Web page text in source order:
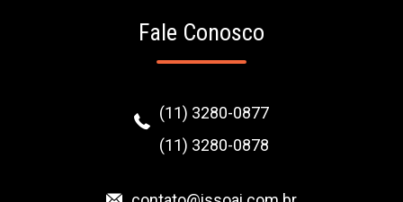
Fale Conosco
(11) 3280-0877
(11) 3280-0878